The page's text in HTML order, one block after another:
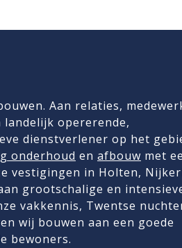
Aan relaties,
landelijk opererende,
dienstverlener op het
onderhoud en afbouw met
vestigingen in Holten,
grootschalige en
vakkennis, Twentse
wij bouwen aan een goede
bewoners.